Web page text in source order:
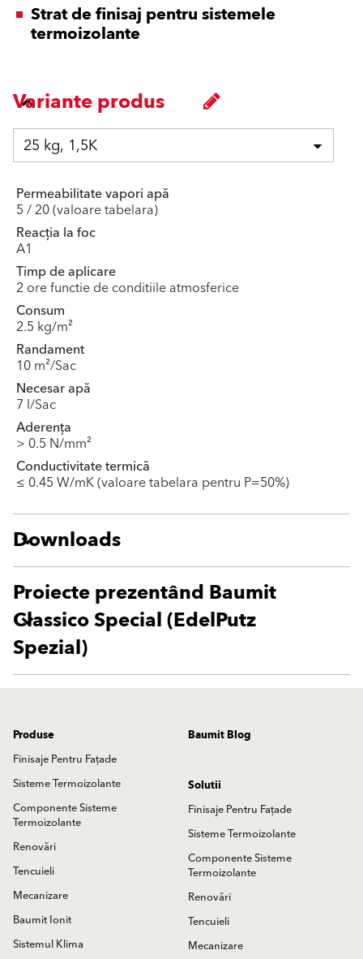
Strat de finisaj pentru sistemele
termoizolante
Variante produs
25 kg, 1,5K
Permeabilitate vapori apă
5 / 20 (valoare tabelara)
Reacția la foc
A1
Timp de aplicare
2 ore functie de conditiile atmosferice
Consum
2.5 kg/m²
Randament
10 m²/Sac
Necesar apă
7 l/Sac
Aderența
> 0.5 N/mm²
Conductivitate termică
≤ 0.45 W/mK (valoare tabelara pentru P=50%)
Downloads
Proiecte prezentând Baumit
Classico Special (EdelPutz
Spezial)
Produse
Finisaje Pentru Fațade
Sisteme Termoizolante
Componente Sisteme
Termoizolante
Renovări
Tencuieli
Mecanizare
Baumit Ionit
Sistemul Klima
Baumit Blog
Solutii
Finisaje Pentru Fațade
Sisteme Termoizolante
Componente Sisteme
Termoizolante
Renovări
Tencuieli
Mecanizare